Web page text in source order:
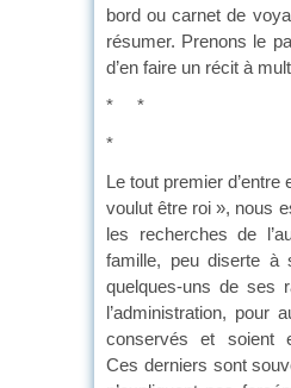
bord ou carnet de
résumer. Prenons le
d’en faire un récit à
* *
*
Le tout premier
voulut être roi », nous
les recherches de
famille, peu diserte à
quelques-uns de ses
l’administration, pour
conservés et soient
Ces derniers sont